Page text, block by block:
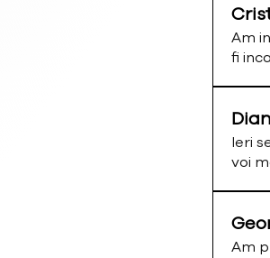
Am
fi
Ieri
voi
Am